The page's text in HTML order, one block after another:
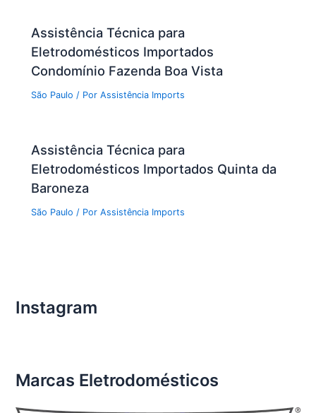
Assistência Técnica para
Eletrodomésticos Importados
Condomínio Fazenda Boa Vista
São Paulo / PorAssistência Imports
Assistência Técnica para
Eletrodomésticos Importados Quinta da
Baroneza
São Paulo / PorAssistência Imports
Instagram
Marcas Eletrodomésticos